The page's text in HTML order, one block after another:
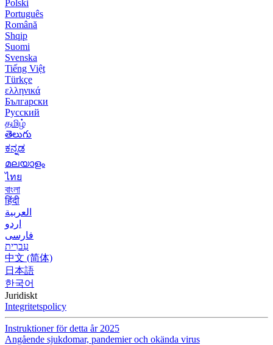
Polski
Português
Română
Shqip
Suomi
Svenska
Tiếng Việt
Türkçe
ελληνικά
Български
Русский
தமிழ்
తెలుగు
ಕನ್ನಡ
മലയാളം
ไทย
বাংলা
हिंदी
العربية
اردو
فارسی
עִברִית
中文 (简体)
日本語
한국어
Juridiskt
Integritetspolicy
Instruktioner för detta år 2025
Angående sjukdomar, pandemier och okända virus